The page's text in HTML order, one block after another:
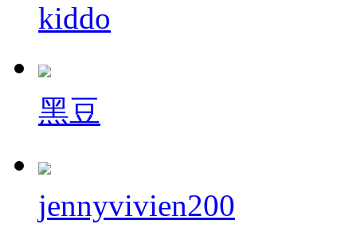
kiddo
黑豆
jennyvivien200